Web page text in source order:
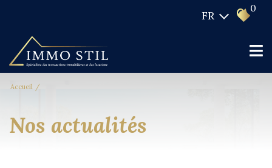
FR
0
Accueil
nos actualités